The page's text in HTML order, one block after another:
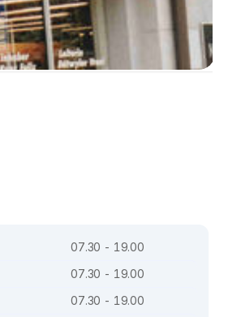
07.30 - 19.00
07.30 - 19.00
07.30 - 19.00